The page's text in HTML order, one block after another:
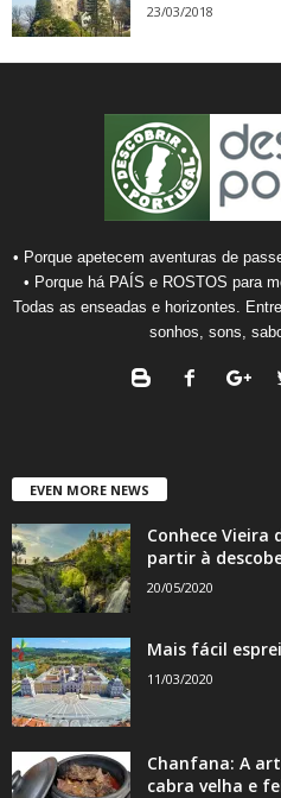
23/03/2018
• Porque apetecem aventuras de
• Porque há PAÍS e ROSTOS para
Todas as enseadas e horizontes.
sonhos, sons,
EVEN MORE NEWS
Conhece Vieira
partir à
20/05/2020
Mais fácil
11/03/2020
Chanfana: A
cabra velha e